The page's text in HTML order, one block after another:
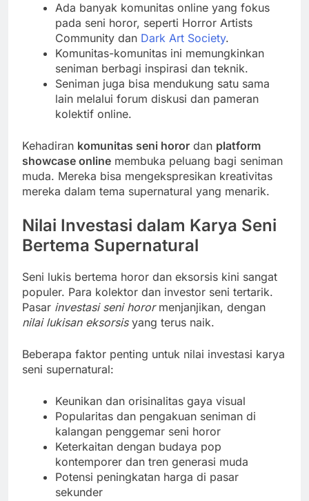
Ada banyak komunitas online yang fokus
pada seni horor, seperti Horror Artists
Community dan Dark Art Society.
Komunitas-komunitas ini memungkinkan
seniman berbagi inspirasi dan teknik.
Seniman juga bisa mendukung satu sama
lain melalui forum diskusi dan pameran
kolektif online.
Kehadiran komunitas seni horor dan platform
showcase online membuka peluang bagi seniman
muda. Mereka bisa mengekspresikan kreativitas
mereka dalam tema supernatural yang menarik.
Nilai Investasi dalam Karya Seni
Bertema Supernatural
Seni lukis bertema horor dan eksorsis kini sangat
populer. Para kolektor dan investor seni tertarik.
Pasar investasi seni horormenjanjikan, dengan
nilai lukisan eksorsisyang terus naik.
Beberapa faktor penting untuk nilai investasi karya
seni supernatural:
Keunikan dan orisinalitas gaya visual
Popularitas dan pengakuan seniman di
kalangan penggemar seni horor
Keterkaitan dengan budaya pop
kontemporer dan tren generasi muda
Potensi peningkatan harga di pasar
sekunder